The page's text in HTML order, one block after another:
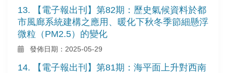
13. 【電子報出刊】第82期：歷史氣候資料於都
市風廊系統建構之應用、暖化下秋冬季節細懸浮
微粒（PM2.5）的變化
發佈日期：2025-05-29
14. 【電子報出刊】第81期：海平面上升對西南